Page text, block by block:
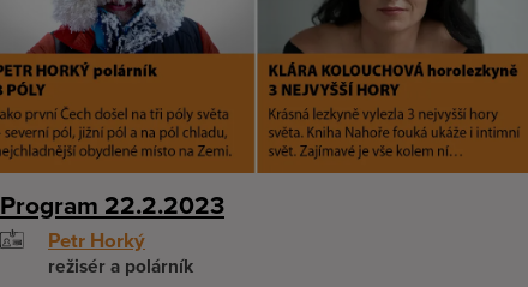
Program 22.2.2023
Petr Horký
režisér a polárník